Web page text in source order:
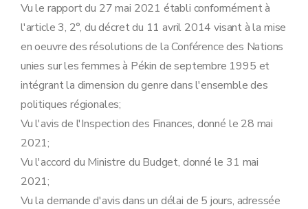
Vu le rapport du 27 mai 2021 établi conformément à
l'article 3, 2°, du décret du 11 avril 2014 visant à la mise
en oeuvre des résolutions de la Conférence des Nations
unies sur les femmes à Pékin de septembre 1995 et
intégrant la dimension du genre dans l'ensemble des
politiques régionales;
Vu l'avis de l'Inspection des Finances, donné le 28 mai
2021;
Vu l'accord du Ministre du Budget, donné le 31 mai
2021;
Vu la demande d'avis dans un délai de 5 jours, adressée